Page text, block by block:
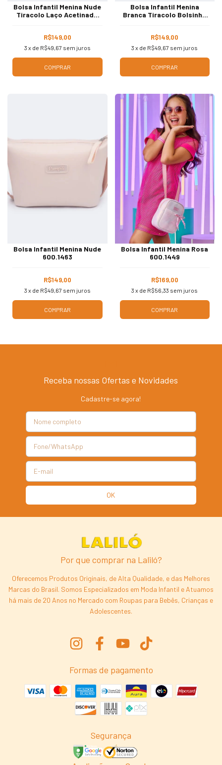
Bolsa Infantil Menina Nude
Tiracolo Laço Acetinado
R$149,00
3 x de R$49,67 sem juros
COMPRAR
Bolsa Infantil Menina
Branca Tiracolo Bolsinho
R$149,00
3 x de R$49,67 sem juros
COMPRAR
Bolsa Infantil Menina Nude
600.1463
R$149,00
3 x de R$49,67 sem juros
COMPRAR
Bolsa Infantil Menina Rosa
600.1449
R$169,00
3 x de R$56,33 sem juros
COMPRAR
Receba nossas Ofertas e Novidades
Cadastre-se agora!
Por que comprar na Laliló?
Oferecemos Produtos Originais, de Alta Qualidade, e das Melhores
Marcas do Brasil. Somos Especializados em Moda Infantil e Atuamos
há mais de 20 Anos no Mercado com Roupas para Bebês, Crianças e
Adolescentes.
Formas de pagamento
Segurança